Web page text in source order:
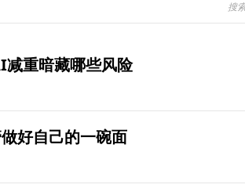
重暗藏哪些风险
好自己的一碗面